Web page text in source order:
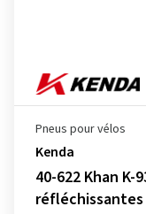
Pneus pour vélos
Kenda
40-622 Khan K-
réfléchissantes